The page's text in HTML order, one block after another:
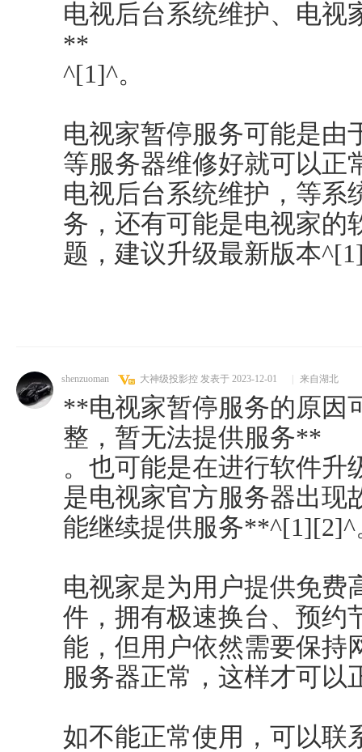
电视后台系统维护、电视
**
^[1]^。
电视家暂停服务可能是由
等服务器维修好就可以正
电视后台系统维护，等系
务，还有可能是电视家的
题，建议升级最新版本
shenzuoman 大神级投影控 发表于 2023-12-01 来自湖北
**电视家暂停服务的原因
整，暂无法提供服务**
。也可能是在进行软件升
是电视家官方服务器出现
能继续提供服务**^[1][2]^
电视家是为用户提供免费
件，拥有极速换台、预约
能，但用户依然需要保持
服务器正常，这样才可以
如不能正常使用，可以联